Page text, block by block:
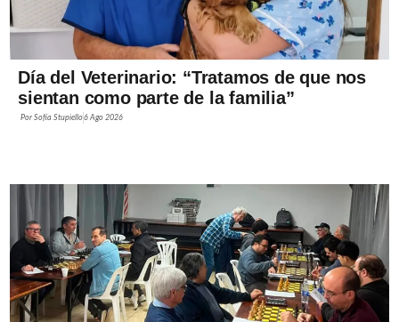
Día del Veterinario: “Tratamos de que nos
sientan como parte de la familia”
PorSofía Stupiello6 Ago 2026